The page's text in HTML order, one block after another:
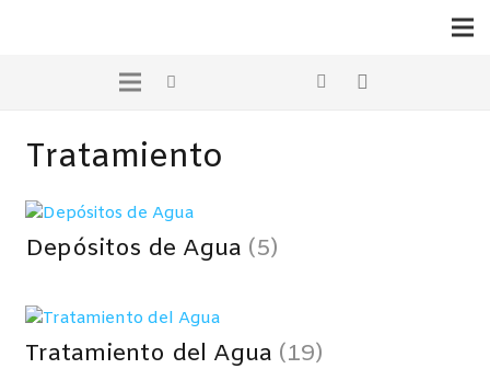
Tratamiento
Depósitos de Agua (5)
Tratamiento del Agua (19)